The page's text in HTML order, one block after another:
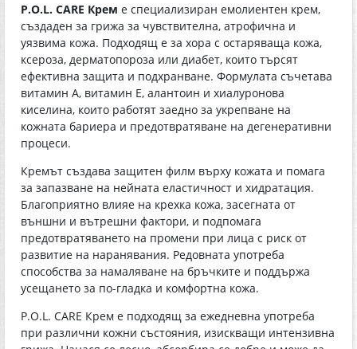
P.O.L. CARE Крем е специализиран емолиентен крем,
създаден за грижа за чувствителна, атрофична и
уязвима кожа. Подходящ е за хора с остаряваща кожа,
ксероза, дерматопороза или диабет, които търсят
ефективна защита и подхранване. Формулата съчетава
витамин А, витамин Е, алантоин и хиалуронова
киселина, които работят заедно за укрепване на
кожната бариера и предотвратяване на дегенеративни
процеси.
Кремът създава защитен филм върху кожата и помага
за запазване на нейната еластичност и хидратация.
Благоприятно влияе на крехка кожа, засегната от
външни и вътрешни фактори, и подпомага
предотвратяването на промени при лица с риск от
развитие на наранявания. Редовната употреба
способства за намаляване на бръчките и поддържа
усещането за по-гладка и комфортна кожа.
P.O.L. CARE Крем е подходящ за ежедневна употреба
при различни кожни състояния, изискващи интензивна